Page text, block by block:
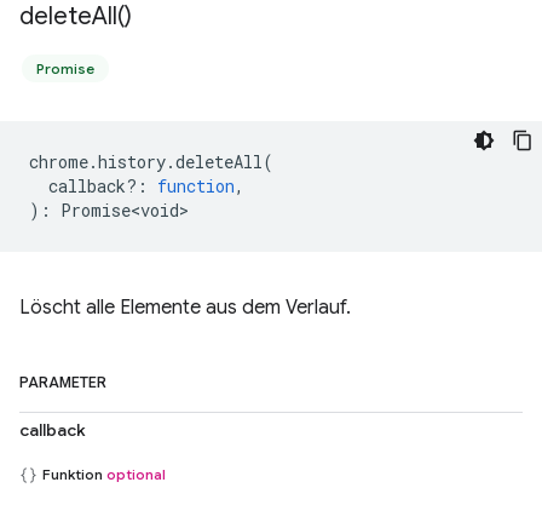
deleteAll()
Promise
chrome.history.deleteAll(
callback? : function,
) : Promise<void>
Löscht alle Elemente aus dem Verlauf.
PARAMETER
callback
Funktion optional